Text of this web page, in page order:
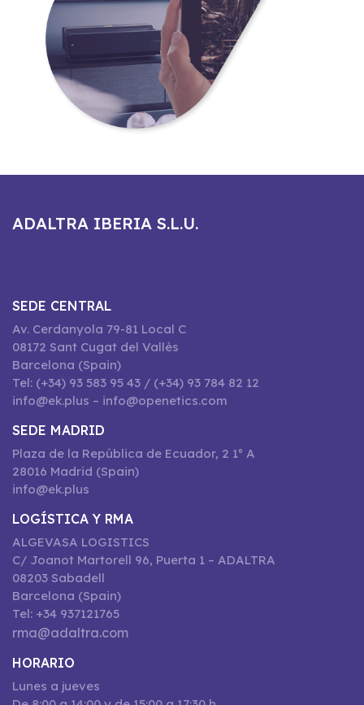
ADALTRA IBERIA S.L.U.
SEDE CENTRAL
Av. Cerdanyola 79-81 Local C
08172 Sant Cugat del Vallès
Barcelona (Spain)
Tel: (+34) 93 583 95 43 / (+34) 93 784 82 12
info@ek.plus – info@openetics.com
SEDE MADRID
Plaza de la República de Ecuador, 2 1º A
28016 Madrid (Spain)
info@ek.plus
LOGÍSTICA Y RMA
ALGEVASA LOGISTICS
C/ Joanot Martorell 96, Puerta 1 – ADALTRA
08203 Sabadell
Barcelona (Spain)
Tel: +34 937121765
rma@adaltra.com
HORARIO
Lunes a jueves